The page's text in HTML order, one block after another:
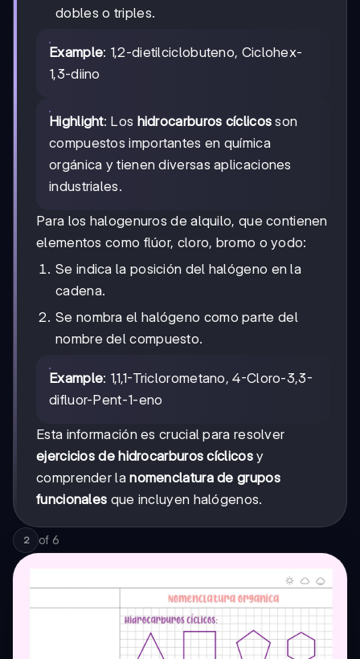
dobles o triples.
Example: 1,2-dietilciclobuteno, Ciclohex-
1,3-diino
Highlight: Los hidrocarburos cíclicos son
compuestos importantes en química
orgánica y tienen diversas aplicaciones
industriales.
Para los halogenuros de alquilo, que contienen
elementos como flúor, cloro, bromo o yodo:
Se indica la posición del halógeno en la
cadena.
Se nombra el halógeno como parte del
nombre del compuesto.
Example: 1,1,1-Triclorometano, 4-Cloro-3,3-
difluor-Pent-1-eno
Esta información es crucial para resolver
ejercicios de hidrocarburos cíclicosy
comprender lanomenclatura de grupos
funcionales que incluyen halógenos.
2 of 6